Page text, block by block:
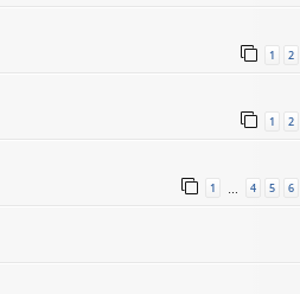
1 2
1 2
1 … 4 5 6